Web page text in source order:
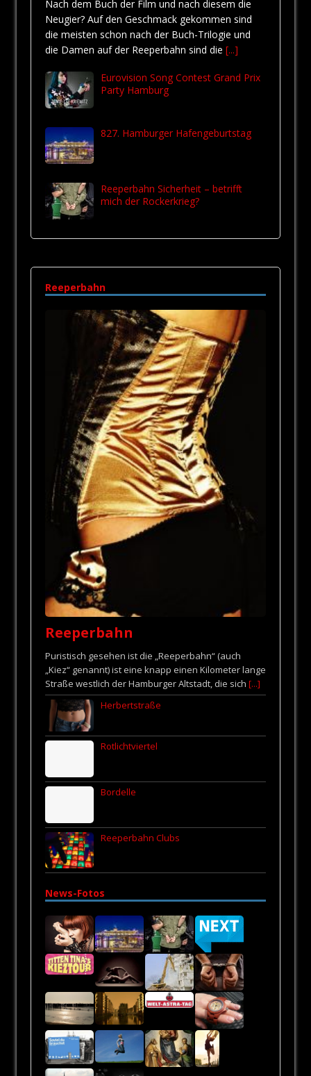
Nach dem Buch der Film und nach diesem die
Neugier? Auf den Geschmack gekommen sind
die meisten schon nach der Buch-Trilogie und
die Damen auf der Reeperbahn sind die [...]
Eurovision Song Contest Grand Prix
Party Hamburg
827. Hamburger Hafengeburtstag
Reeperbahn Sicherheit – betrifft
mich der Rockerkrieg?
Reeperbahn
Reeperbahn
Puristisch gesehen ist die „Reeperbahn“ (auch
„Kiez“ genannt) ist eine knapp einen Kilometer lange
Straße westlich der Hamburger Altstadt, die sich [...]
Herbertstraße
Rotlichtviertel
Bordelle
Reeperbahn Clubs
News-Fotos